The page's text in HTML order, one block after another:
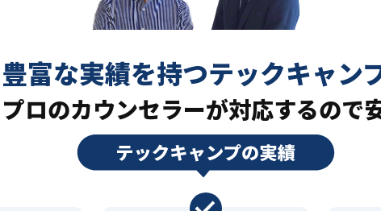
豊富な実績を持つテックキャン
プロのカウンセラーが対応するので